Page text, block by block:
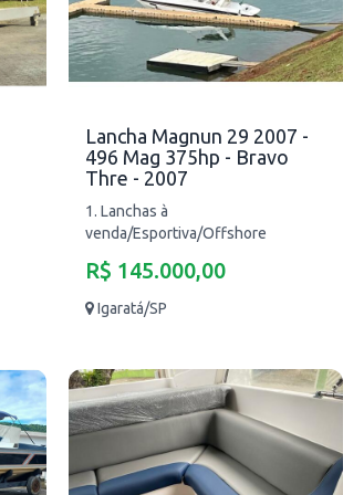
Lancha Magnun 29 2007 -
496 Mag 375hp - Bravo
Thre - 2007
1. Lanchas à
venda/Esportiva/Offshore
R$ 145.000,00
Igaratá/SP